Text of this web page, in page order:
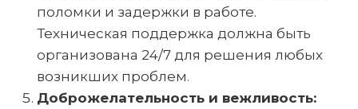
поломки и задержки в работе.
Техническая поддержка должна быть
организована 24/7 для решения любых
возникших проблем.
Доброжелательность и вежливость: